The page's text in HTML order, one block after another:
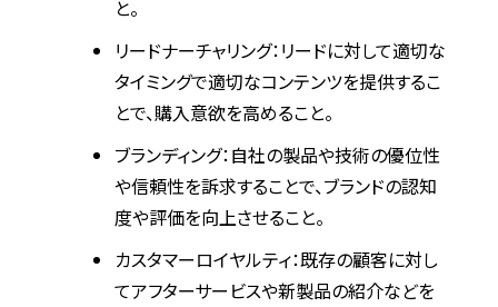
と。
リードナーチャリング：リードに対して適切な
タイミングで適切なコンテンツを提供するこ
とで、購入意欲を高めること。
ブランディング：自社の製品や技術の優位性
や信頼性を訴求することで、ブランドの認知
度や評価を向上させること。
カスタマーロイヤルティ：既存の顧客に対し
てアフターサービスや新製品の紹介などを